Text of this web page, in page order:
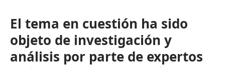
El tema en cuestión ha sido
objeto de investigación y
análisis por parte de expertos